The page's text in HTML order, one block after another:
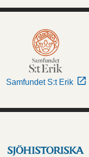
Samfundet S:t Erik